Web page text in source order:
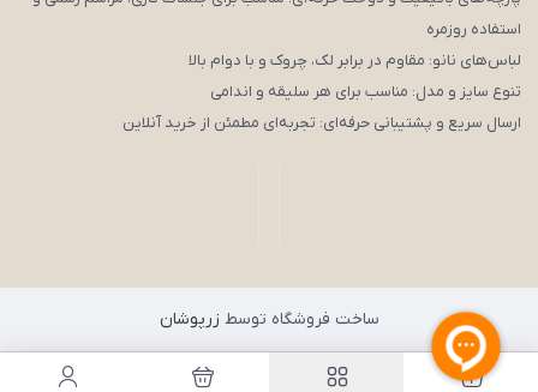
استفاده روزمره
لباس‌های نانو: مقاوم در برابر لک، چروک و با دوام بالا
تنوع سایز و مدل: مناسب برای هر سلیقه و اندامی
ارسال سریع و پشتیبانی حرفه‌ای: تجربه‌ای مطمئن از خرید آنلاین
ساخت فروشگاه توسط زرپوشان